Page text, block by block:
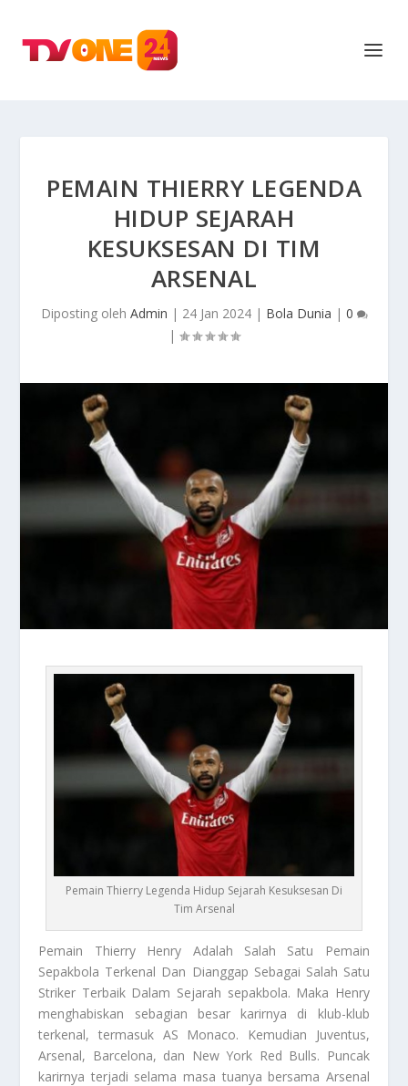
PEMAIN THIERRY LEGENDA
HIDUP SEJARAH
KESUKSESAN DI TIM
ARSENAL
Diposting oleh Admin | 24 Jan 2024| Bola Dunia | 0
|
Pemain Thierry Legenda Hidup Sejarah Kesuksesan Di
Tim Arsenal
Pemain ThierryHenry Adalah Salah Satu Pemain
Sepakbola Terkenal Dan Dianggap Sebagai Salah Satu
Striker Terbaik Dalam Sejarah sepakbola. Maka Henry
menghabiskan sebagian besar karirnya di klub-klub
terkenal, termasuk AS Monaco. Kemudian Juventus,
Arsenal, Barcelona, dan New York Red Bulls. Puncak
karirnya terjadi selama masa tuanya bersama Arsenal